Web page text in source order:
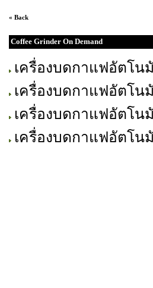
« Back
Coffee Grinder On Demand
เครื่องบดกาแฟอัตโน
เครื่องบดกาแฟอัตโน
เครื่องบดกาแฟอัตโน
เครื่องบดกาแฟอัตโนมั